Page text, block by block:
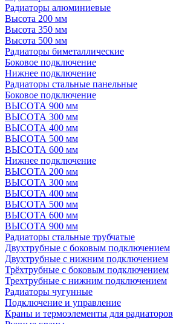
Радиаторы алюминиевые
Высота 200 мм
Высота 350 мм
Высота 500 мм
Радиаторы биметаллические
Боковое подключение
Нижнее подключение
Радиаторы стальные панельные
Боковое подключение
ВЫСОТА 900 мм
ВЫСОТА 300 мм
ВЫСОТА 400 мм
ВЫСОТА 500 мм
ВЫСОТА 600 мм
Нижнее подключение
ВЫСОТА 200 мм
ВЫСОТА 300 мм
ВЫСОТА 400 мм
ВЫСОТА 500 мм
ВЫСОТА 600 мм
ВЫСОТА 900 мм
Радиаторы стальные трубчатые
Двухтрубные с боковым подключением
Двухтрубные с нижним подключением
Трёхтрубные с боковым подключением
Трехтрубные с нижним подключением
Радиаторы чугунные
Подключение и управление
Краны и термоэлементы для радиаторов